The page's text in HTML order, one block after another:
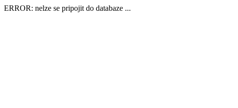
ERROR: nelze se pripojit do databaze ...